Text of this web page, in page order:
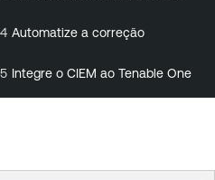
Automatize a correção
Integre o CIEM ao Tenable One